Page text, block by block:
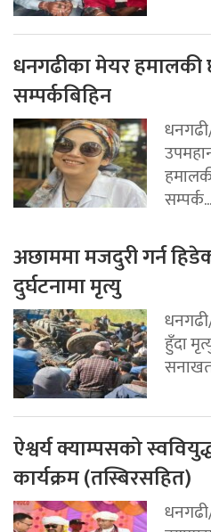
धनगढीका मेयर हमालकी
सम्पर्कबिहिन
सम्पर्क...
अछाममा मजदुरी गर्न
दुर्घटनामा मृत्यु
हुँदा
ऐश्वर्य क्याम्पसको
कार्यक्रम (तस्बिरसहित)